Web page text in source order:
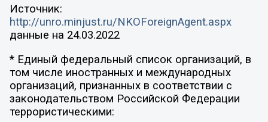
Источник:
http://unro.minjust.ru/NKOForeignAgent.aspx
данные на 24.03.2022
* Единый федеральный список организаций, в
том числе иностранных и международных
организаций, признанных в соответствии с
законодательством Российской Федерации
террористическими: